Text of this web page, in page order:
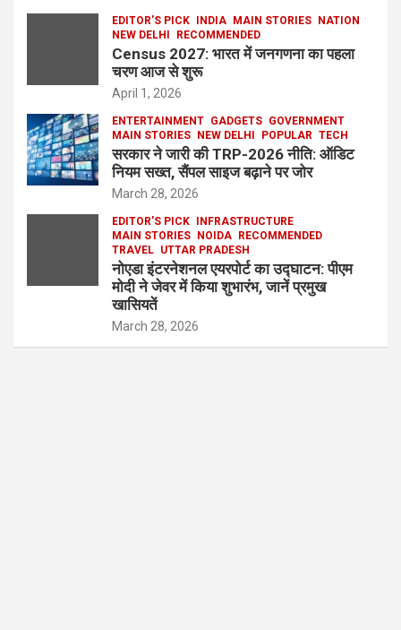
EDITOR'S PICK INDIA MAIN STORIES
NATION
NEW DELHI
RECOMMENDED
Census 2027: भारत में जनगणना का पहला
चरण आज से शुरू
April 1, 2026
ENTERTAINMENT GADGETS GOVERNMENT
MAIN STORIES
NEW DELHI POPULAR TECH
सरकार ने जारी की TRP-2026 नीति: ऑडिट
नियम सख्त, सैंपल साइज बढ़ाने पर जोर
March 28, 2026
EDITOR'S PICK
INFRASTRUCTURE
MAIN STORIES
NOIDA
RECOMMENDED
TRAVEL UTTAR PRADESH
नोएडा इंटरनेशनल एयरपोर्ट का उद्घाटन: पीएम
मोदी ने जेवर में किया शुभारंभ, जानें प्रमुख
खासियतें
March 28, 2026